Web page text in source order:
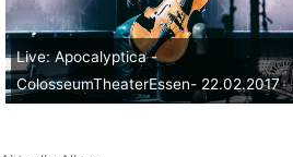
Live: Apocalyptica -
ColosseumTheaterEssen- 22.02.2017